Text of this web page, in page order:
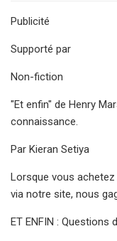
Publicité
Supporté par
Non-fiction
"Et enfin" de Henry
connaissance.
Par Kieran Setiya
Lorsque vous achetez
via notre site, nous
ET ENFIN : Questions